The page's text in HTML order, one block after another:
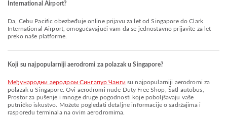
International Airport?
Da, Cebu Pacific obezbeđuje online prijavu za let od Singapore do Clark
International Airport, omogućavajući vam da se jednostavno prijavite za let
preko naše platforme.
Koji su najpopularniji aerodromi za polazak u Singapore?
Међународни аеродром Сингапур Чанги su najpopularniji aerodromi za
polazak u Singapore. Ovi aerodromi nude Duty Free Shop, Šatl autobus,
Prostor za pušenje i mnoge druge pogodnosti koje poboljšavaju vaše
putničko iskustvo. Možete pogledati detaljne informacije o sadržajima i
rasporedu terminala na ovim aerodromima.